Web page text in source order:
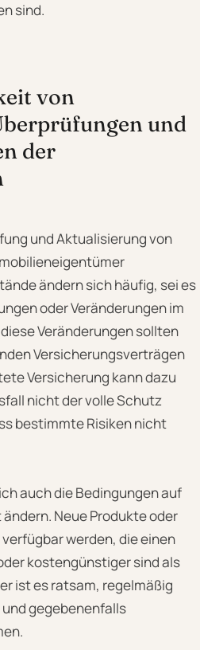
sind.
von
und
der
und Aktualisierung von
ändern sich häufig, sei es
oder Veränderungen im
Veränderungen sollten
Versicherungsverträgen
Versicherung kann dazu
nicht der volle Schutz
bestimmte Risiken nicht
auch die Bedingungen auf
Neue Produkte oder
werden, die einen
kostengünstiger sind als
ist es ratsam, regelmäßig
gegebenenfalls